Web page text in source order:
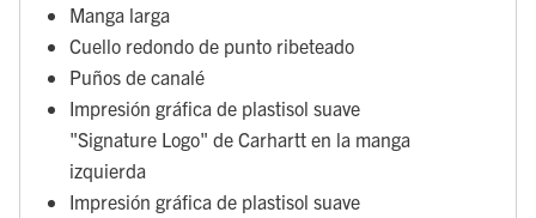
Manga larga
Cuello redondo de punto ribeteado
Puños de canalé
Impresión gráfica de plastisol suave
"Signature Logo" de Carhartt en la manga
izquierda
Impresión gráfica de plastisol suave